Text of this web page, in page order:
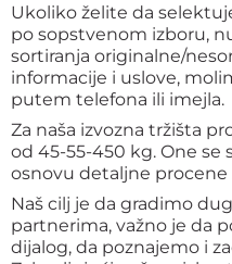
Ukoliko želite da
po sopstvenom izboru,
sortiranja originalne/
informacije i uslove,
putem telefona ili imejla.
Za naša izvozna tržišta
od 45-55-450 kg. One se
osnovu detaljne procene
Naš cilj je da gradimo
partnerima, važno je da
dijalog, da poznajemo i